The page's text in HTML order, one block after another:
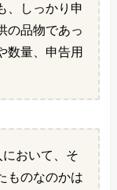
、しっかり申
の品物であっ
数量、申告用
おいて、そ
ものなのかは